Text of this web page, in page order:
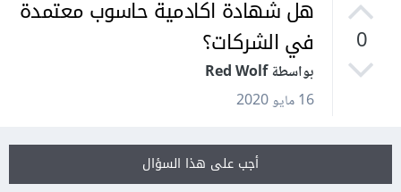
0
هل شهادة اكادمية حاسوب معتمدة
في الشركات؟
بواسطة Red Wolf
16 مايو 2020
أجب على هذا السؤال